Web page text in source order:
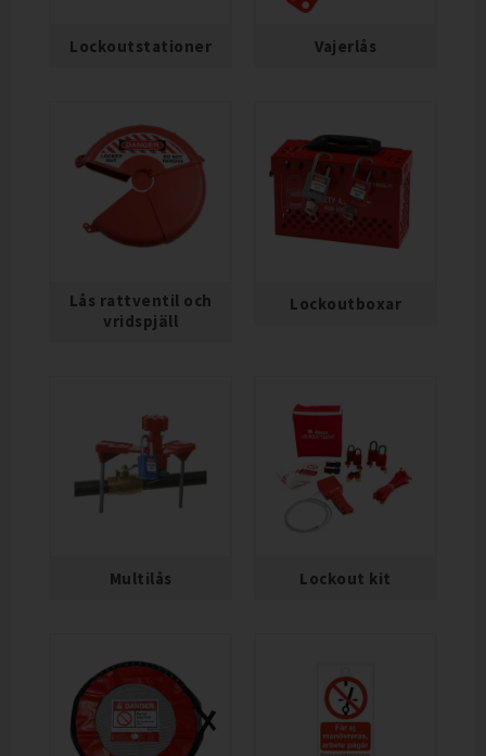
Lockoutstationer Vajerlås
Lås rattventil och
vridspjäll
Lockoutboxar
Multilås Lockout kit